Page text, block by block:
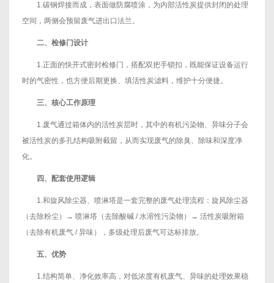
1.碳钢焊接而成，表面做防腐喷涂，为内部活性炭提供封闭的处理
空间，两侧会预留废气进出口法兰。
二、检修门设计
1.正面的快开式密封检修门，搭配双把手锁扣，既能保证设备运行
时的气密性，也方便后期更换、填活性炭滤料，维护十分便捷。
三、核心工作原理
1.废气通过箱体内的活性炭层时，其中的有机污染物、异味分子会
被活性炭的多孔结构吸附截留，从而实现废气的除臭、除味和深度净
化。
四、配套使用逻辑
1.和旋风除尘器、喷淋塔是一套完整的废气处理流程：旋风除尘器
（去除粉尘）→ 喷淋塔（去除酸碱 / 水溶性污染物）→ 活性炭吸附箱
（去除有机废气 / 异味），多级处理后废气可达标排放。
五、优势
1.结构简单、净化效率高，对低浓度有机废气、异味的处理效果稳